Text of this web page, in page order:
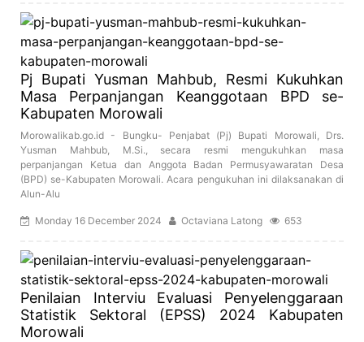
Pj Bupati Yusman Mahbub, Resmi Kukuhkan
Masa Perpanjangan Keanggotaan BPD se-
Kabupaten Morowali
Morowalikab.go.id - Bungku- Penjabat (Pj) Bupati Morowali, Drs.
Yusman Mahbub, M.Si., secara resmi mengukuhkan masa
perpanjangan Ketua dan Anggota Badan Permusyawaratan Desa
(BPD) se-Kabupaten Morowali. Acara pengukuhan ini dilaksanakan di
Alun-Alu
Monday 16 December 2024 Octaviana Latong 653
Penilaian Interviu Evaluasi Penyelenggaraan
Statistik Sektoral (EPSS) 2024 Kabupaten
Morowali